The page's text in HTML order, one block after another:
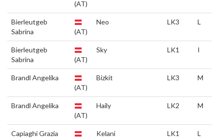
(AT)
Bierleutgeb
Sabrina
(AT)
Neo LK3 L
Bierleutgeb
Sabrina
(AT)
Sky LK1 I
Brandl Angelika
(AT)
Bizkit LK3 M
Brandl Angelika
(AT)
Haily LK2 M
Capiaghi Grazia
Kelani LK1 L